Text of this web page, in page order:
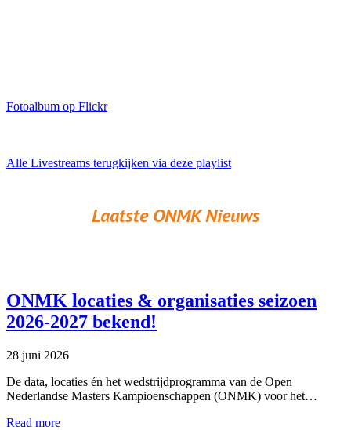
Fotoalbum op Flickr
Alle Livestreams terugkijken via deze playlist
Laatste ONMK Nieuws
ONMK locaties & organisaties seizoen
2026-2027 bekend!
28 juni 2026
De data, locaties én het wedstrijdprogramma van de Open
Nederlandse Masters Kampioenschappen (ONMK) voor het…
Read more